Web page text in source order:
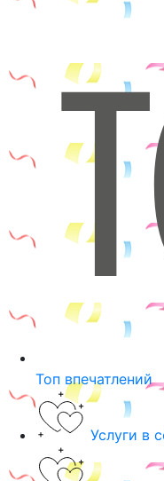
Топ впечатлений
Услуги в